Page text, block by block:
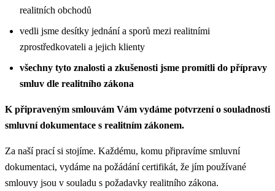
realitních obchodů
vedli jsme desítky jednání a sporů mezi realitními
zprostředkovateli a jejich klienty
všechny tyto znalosti a zkušenosti jsme promítli do přípravy
smluv dle realitního zákona
K připraveným smlouvám Vám vydáme potvrzení o souladnosti
smluvní dokumentace s realitním zákonem.
Za naší prací si stojíme. Každému, komu připravíme smluvní
dokumentaci, vydáme na požádání certifikát, že jím používané
smlouvy jsou v souladu s požadavky realitního zákona.